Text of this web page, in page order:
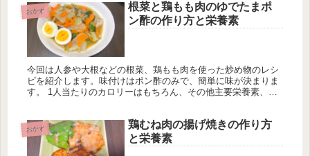
おかず
根菜と鶏もも肉のゆでたまポ
ン酢の作り方と栄養素
今回は人参や大根などの根菜、鶏もも肉を使った炒め物のレシ
ピを紹介します。味付けはポン酢のみで、簡単に味が決まりま
す。 1人当たりのカロリーはもちろん、その他主要栄養素、ミ
ご参考程度に。
おかず
鶏むね肉の揚げ焼きの作り方
と栄養素